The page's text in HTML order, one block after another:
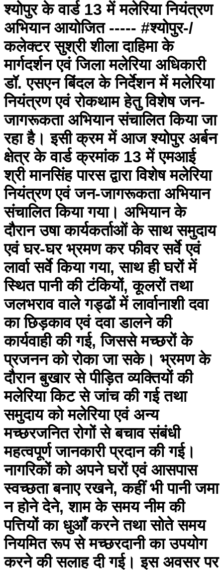
श्योपुर के वार्ड 13 में मलेरिया नियंत्रण
अभियान आयोजित ----- #श्योपुर-/
कलेक्टर सुश्री शीला दाहिमा के
मार्गदर्शन एवं जिला मलेरिया अधिकारी
डॉ. एसएन बिंदल के निर्देशन में मलेरिया
नियंत्रण एवं रोकथाम हेतु विशेष जन-
जागरूकता अभियान संचालित किया जा
रहा है। इसी क्रम में आज श्योपुर अर्बन
क्षेत्र के वार्ड क्रमांक 13 में एमआई
श्री मानसिंह पारस द्वारा विशेष मलेरिया
नियंत्रण एवं जन-जागरूकता अभियान
संचालित किया गया। अभियान के
दौरान उषा कार्यकर्ताओं के साथ समुदाय
एवं घर-घर भ्रमण कर फीवर सर्वे एवं
लार्वा सर्वे किया गया, साथ ही घरों में
स्थित पानी की टंकियों, कूलरों तथा
जलभराव वाले गड्ढों में लार्वानाशी दवा
का छिड़काव एवं दवा डालने की
कार्यवाही की गई, जिससे मच्छरों के
प्रजनन को रोका जा सके। भ्रमण के
दौरान बुखार से पीड़ित व्यक्तियों की
मलेरिया किट से जांच की गई तथा
समुदाय को मलेरिया एवं अन्य
मच्छरजनित रोगों से बचाव संबंधी
महत्वपूर्ण जानकारी प्रदान की गई।
नागरिकों को अपने घरों एवं आसपास
स्वच्छता बनाए रखने, कहीं भी पानी जमा
न होने देने, शाम के समय नीम की
पत्तियों का धुआँ करने तथा सोते समय
नियमित रूप से मच्छरदानी का उपयोग
करने की सलाह दी गई। इस अवसर पर